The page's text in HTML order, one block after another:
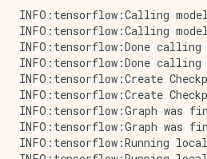
'recall': 0.46464646,
INFO:tensorflow:Calling
INFO:tensorflow:Calling
INFO:tensorflow:Done calling
INFO:tensorflow:Done calling
INFO:tensorflow:Create
INFO:tensorflow:Create
INFO:tensorflow:Graph was
INFO:tensorflow:Graph was
INFO:tensorflow:Running